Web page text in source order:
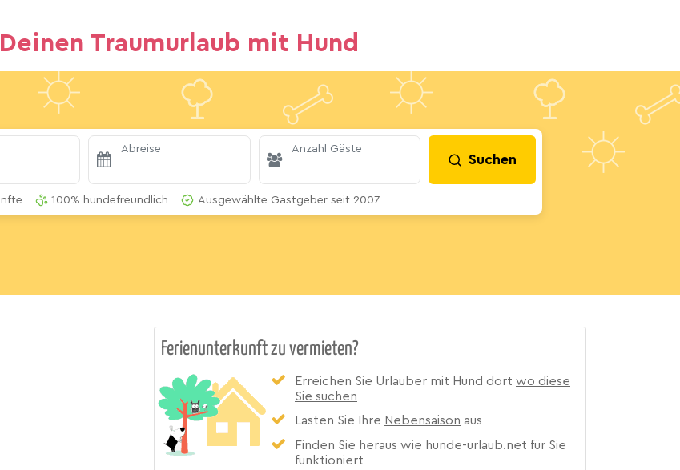
Traumurlaub mit Hund
Abreise Anzahl Gäste
Suchen
100% hundefreundlich Ausgewählte Gastgeber seit 2007
Ferienunterkunft zu vermieten?
Erreichen Sie Urlauber mit Hund dort wo diese
Sie suchen
Lasten Sie Ihre Nebensaison aus
Finden Sie heraus wie hunde-urlaub.net für Sie
funktioniert